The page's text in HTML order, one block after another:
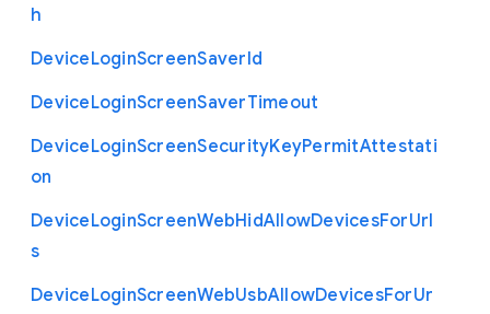
h
DeviceLoginScreenSaverId
DeviceLoginScreenSaverTimeout
DeviceLoginScreenSecurityKeyPermitAttestati
on
DeviceLoginScreenWebHidAllowDevicesForUrl
s
DeviceLoginScreenWebUsbAllowDevicesForUr